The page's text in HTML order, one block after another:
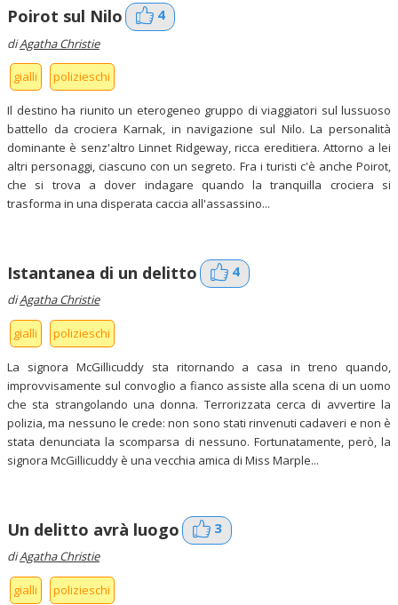
Poirot sul Nilo 4
diAgatha Christie
gialli polizieschi
Il destino ha riunito un eterogeneo gruppo di viaggiatori sul lussuoso
battello da crociera Karnak, in navigazione sul Nilo. La personalità
dominante è senz'altro Linnet Ridgeway, ricca ereditiera. Attorno a lei
altri personaggi, ciascuno con un segreto. Fra i turisti c'è anche Poirot,
che si trova a dover indagare quando la tranquilla crociera si
trasforma in una disperata caccia all'assassino...
Istantanea di un delitto 4
diAgatha Christie
gialli polizieschi
La signora McGillicuddy sta ritornando a casa in treno quando,
improvvisamente sul convoglio a fianco assiste alla scena di un uomo
che sta strangolando una donna. Terrorizzata cerca di avvertire la
polizia, ma nessuno le crede: non sono stati rinvenuti cadaveri e non è
stata denunciata la scomparsa di nessuno. Fortunatamente, però, la
signora McGillicuddy è una vecchia amica di Miss Marple...
Un delitto avrà luogo 3
diAgatha Christie
gialli polizieschi